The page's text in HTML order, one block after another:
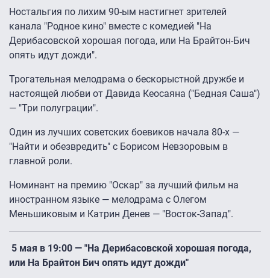
Ностальгия по лихим 90-ым настигнет зрителей
канала "Родное кино" вместе с комедией "На
Дерибасовской хорошая погода, или На Брайтон-Бич
опять идут дожди".
Трогательная мелодрама о бескорыстной дружбе и
настоящей любви от Давида Кеосаяна ("Бедная Саша")
— "Три полуграции".
Один из лучших советских боевиков начала 80-х —
"Найти и обезвредить" с Борисом Невзоровым в
главной роли.
Номинант на премию "Оскар" за лучший фильм на
иностранном языке — мелодрама с Олегом
Меньшиковым и Катрин Денев — "Восток-Запад".
5 мая в 19:00 — "На Дерибасовской хорошая погода,
или На Брайтон Бич опять идут дожди"